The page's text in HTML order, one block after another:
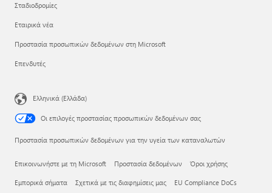
Σταδιοδρομίες
Εταιρικά νέα
Προστασία προσωπικών δεδομένων στη Microsoft
Επενδυτές
Ελληνικά (Ελλάδα)
Οι επιλογές προστασίας προσωπικών δεδομένων σας
Προστασία προσωπικών δεδομένων για την υγεία των καταναλωτών
Επικοινωνήστε με τη Microsoft Προστασία δεδομένων Όροι χρήσης
Εμπορικά σήματα Σχετικά με τις διαφημίσεις μας EU Compliance DoCs